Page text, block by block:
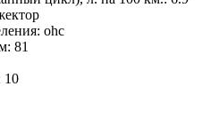
ohc
81
10